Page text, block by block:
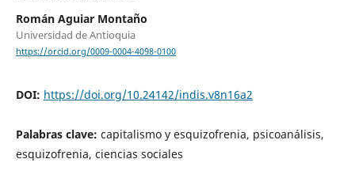
Román Aguiar Montaño
Universidad de Antioquia
https://orcid.org/0009-0004-4098-0100
DOI: https://doi.org/10.24142/indis.v8n16a2
Palabras clave: capitalismo y esquizofrenia, psicoanálisis,
esquizofrenia, ciencias sociales